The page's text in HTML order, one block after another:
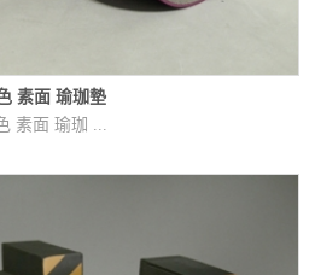
素面 瑜珈墊
素面 瑜珈 ...